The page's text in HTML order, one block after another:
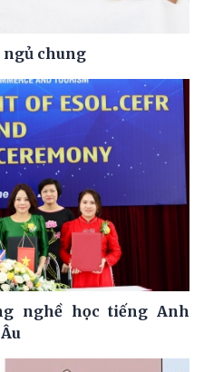
ngủ chung
nghề học tiếng Anh